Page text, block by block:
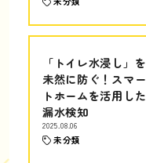
「トイレ水浸し」を
未然に防ぐ！スマー
トホームを活用した
漏水検知
2025.08.06
未分類